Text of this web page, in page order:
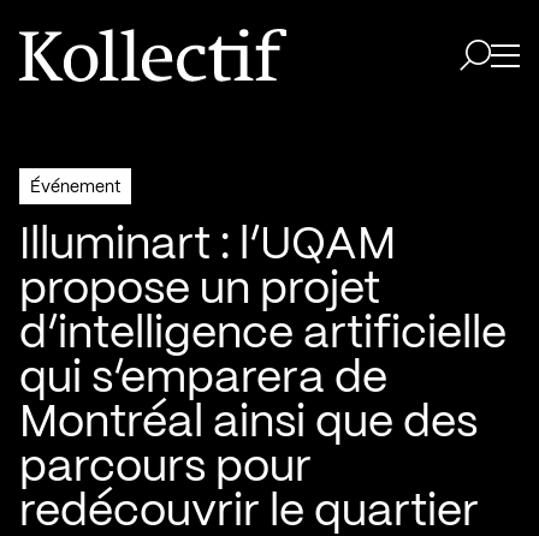
Aller à la page d'accueil
Logo Kollectif
Événement
Illuminart : l’UQAM
propose un projet
d’intelligence artificielle
qui s’emparera de
Montréal ainsi que des
parcours pour
redécouvrir le quartier